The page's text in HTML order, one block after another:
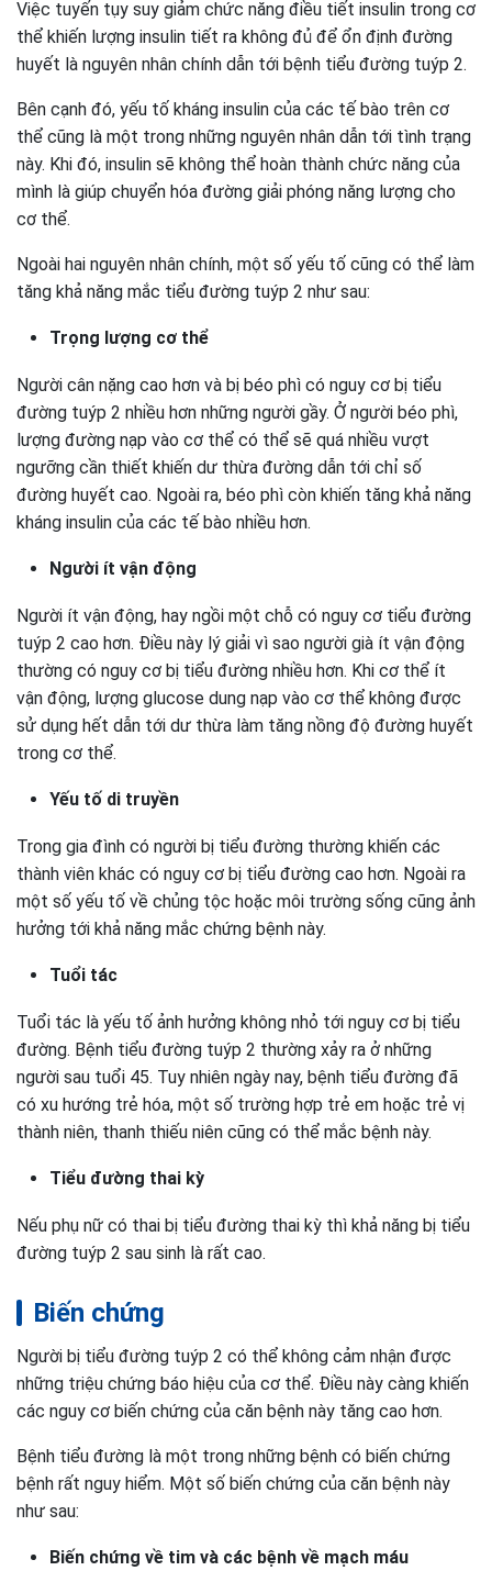
Việc tuyến tụy suy giảm chức năng điều tiết insulin trong cơ
thể khiến lượng insulin tiết ra không đủ để ổn định đường
huyết là nguyên nhân chính dẫn tới bệnh tiểu đường tuýp 2.
Bên cạnh đó, yếu tố kháng insulin của các tế bào trên cơ
thể cũng là một trong những nguyên nhân dẫn tới tình trạng
này. Khi đó, insulin sẽ không thể hoàn thành chức năng của
mình là giúp chuyển hóa đường giải phóng năng lượng cho
cơ thể.
Ngoài hai nguyên nhân chính, một số yếu tố cũng có thể làm
tăng khả năng mắc tiểu đường tuýp 2 như sau:
Trọng lượng cơ thể
Người cân nặng cao hơn và bị béo phì có nguy cơ bị tiểu
đường tuýp 2 nhiều hơn những người gầy. Ở người béo phì,
lượng đường nạp vào cơ thể có thể sẽ quá nhiều vượt
ngưỡng cần thiết khiến dư thừa đường dẫn tới chỉ số
đường huyết cao. Ngoài ra, béo phì còn khiến tăng khả năng
kháng insulin của các tế bào nhiều hơn.
Người ít vận động
Người ít vận động, hay ngồi một chỗ có nguy cơ tiểu đường
tuýp 2 cao hơn. Điều này lý giải vì sao người già ít vận động
thường có nguy cơ bị tiểu đường nhiều hơn. Khi cơ thể ít
vận động, lượng glucose dung nạp vào cơ thể không được
sử dụng hết dẫn tới dư thừa làm tăng nồng độ đường huyết
trong cơ thể.
Yếu tố di truyền
Trong gia đình có người bị tiểu đường thường khiến các
thành viên khác có nguy cơ bị tiểu đường cao hơn. Ngoài ra
một số yếu tố về chủng tộc hoặc môi trường sống cũng ảnh
hưởng tới khả năng mắc chứng bệnh này.
Tuổi tác
Tuổi tác là yếu tố ảnh hưởng không nhỏ tới nguy cơ bị tiểu
đường. Bệnh tiểu đường tuýp 2 thường xảy ra ở những
người sau tuổi 45. Tuy nhiên ngày nay, bệnh tiểu đường đã
có xu hướng trẻ hóa, một số trường hợp trẻ em hoặc trẻ vị
thành niên, thanh thiếu niên cũng có thể mắc bệnh này.
Tiểu đường thai kỳ
Nếu phụ nữ có thai bị tiểu đường thai kỳ thì khả năng bị tiểu
đường tuýp 2 sau sinh là rất cao.
Biến chứng
Người bị tiểu đường tuýp 2 có thể không cảm nhận được
những triệu chứng báo hiệu của cơ thể. Điều này càng khiến
các nguy cơ biến chứng của căn bệnh này tăng cao hơn.
Bệnh tiểu đường là một trong những bệnh có biến chứng
bệnh rất nguy hiểm. Một số biến chứng của căn bệnh này
như sau:
Biến chứng về tim và các bệnh về mạch máu